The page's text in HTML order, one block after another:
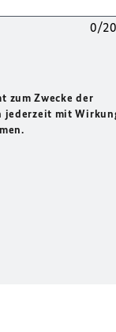
0/
zum Zwecke der
jederzeit mit